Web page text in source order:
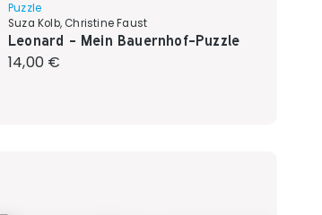
Puzzle
Suza Kolb, Christine Faust
Leonard - Mein Bauernhof-Puzzle
Regulärer Preis:
14,00 €